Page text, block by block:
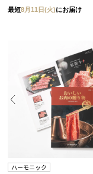
最短8月11日(火)にお届け
ハーモニック